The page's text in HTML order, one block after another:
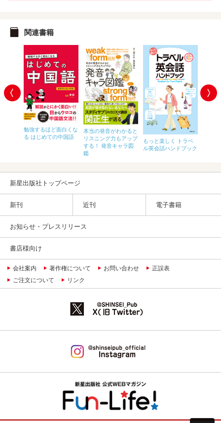
関連書籍
勉強するほど面白くな
る はじめての中国語
本当の発音がわかると
リスニング力もアップ
する！ 発音キャラ図
鑑
もっと楽しく トラベ
ル英会話ハンドブック
新星出版社トップページ
新刊 近刊 電子書籍
お知らせ・プレスリリース
書店様向け
会社案内 著作権について お問い合わせ
正誤表
ご注文について
リンク